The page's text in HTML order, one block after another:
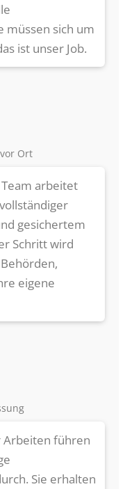
müssen sich um
ist unser Job.
Ort
arbeitet
gesichertem
Schritt wird
eigene
Arbeiten führen
Sie erhalten